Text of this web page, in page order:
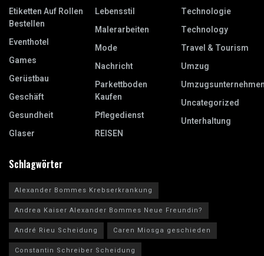
Etiketten Auf Rollen
Bestellen
Eventhotel
Games
Gerüstbau
Geschäft
Gesundheit
Glaser
Lebensstil
Malerarbeiten
Mode
Nachricht
Parkettboden
Kaufen
Pflegedienst
REISEN
Technologie
Technology
Travel & Tourism
Umzug
Uncategorized
Unterhaltung
Schlagwörter
Alexander Bommes Krebserkrankung
Andrea Kaiser Alexander Bommes Neue Freundin?
André Rieu Scheidung
Caren Miosga geschieden
Constantin Schreiber Scheidung